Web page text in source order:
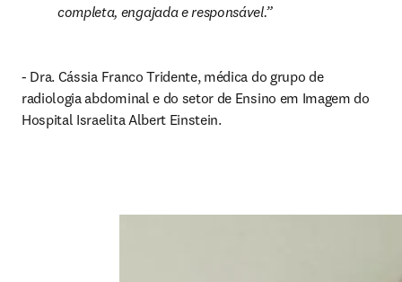
completa, engajada e responsável.
- Dra. Cássia Franco Tridente, médica do grupo de
radiologia abdominal e do setor de Ensino em Imagem do
Hospital Israelita Albert Einstein.